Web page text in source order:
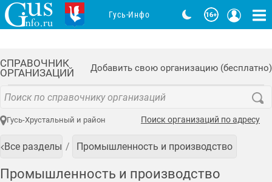
СПРАВОЧНИК
ОРГАНИЗАЦИЙ
Добавить свою организацию (бесплатно)
Гусь-Хрустальный и район Поиск организаций по адресу
Все разделы Промышленность и производство
Промышленность и производство
Гусь-Инфо